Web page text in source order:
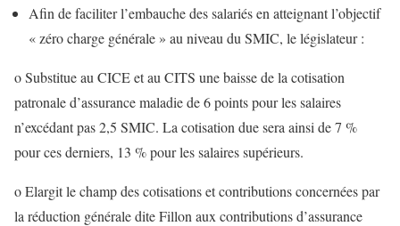
Afin de faciliter l’embauche des salariés en atteignant l’objectif
« zéro charge générale » au niveau du SMIC, le législateur :
o Substitue au CICE et au CITS une baisse de la cotisation
patronale d’assurance maladie de 6 points pour les salaires
n’excédant pas 2,5 SMIC. La cotisation due sera ainsi de 7 %
pour ces derniers, 13 % pour les salaires supérieurs.
o Elargit le champ des cotisations et contributions concernées par
la réduction générale dite Fillon aux contributions d’assurance